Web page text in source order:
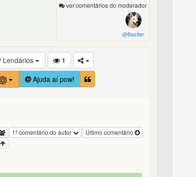
ver comentários do moderador
@Bastter
Lendários
1
Ajuda aí pow!
Último comentário
1º comentário do autor